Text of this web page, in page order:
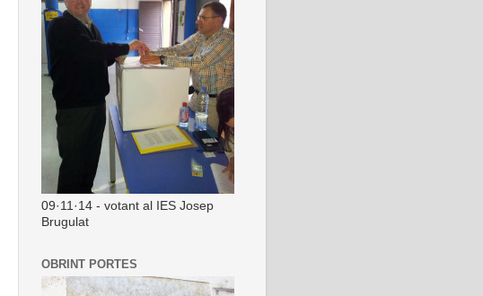
09·11·14 - votant al IES Josep
Brugulat
OBRINT PORTES